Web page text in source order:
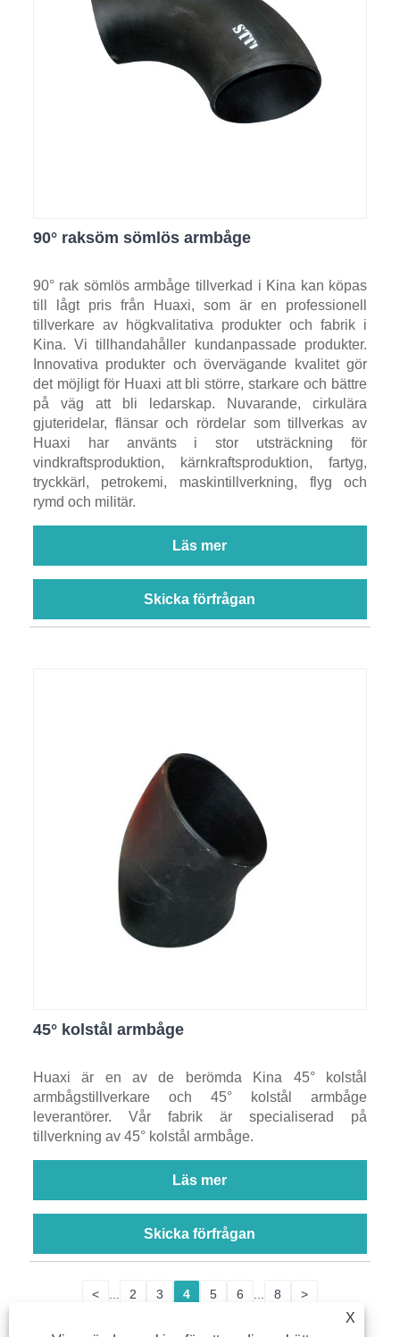
90° raksöm sömlös armbåge
90° rak sömlös armbåge tillverkad i Kina kan köpas
till lågt pris från Huaxi, som är en professionell
tillverkare av högkvalitativa produkter och fabrik i
Kina. Vi tillhandahåller kundanpassade produkter.
Innovativa produkter och övervägande kvalitet gör
det möjligt för Huaxi att bli större, starkare och bättre
på väg att bli ledarskap. Nuvarande, cirkulära
gjuteridelar, flänsar och rördelar som tillverkas av
Huaxi har använts i stor utsträckning för
vindkraftsproduktion, kärnkraftsproduktion, fartyg,
tryckkärl, petrokemi, maskintillverkning, flyg och
rymd och militär.
Läs mer
Skicka förfrågan
45° kolstål armbåge
Huaxi är en av de berömda Kina 45° kolstål
armbågstillverkare och 45° kolstål armbåge
leverantörer. Vår fabrik är specialiserad på
tillverkning av 45° kolstål armbåge.
Läs mer
Skicka förfrågan
< 2 3 4 5 6 8 >
X